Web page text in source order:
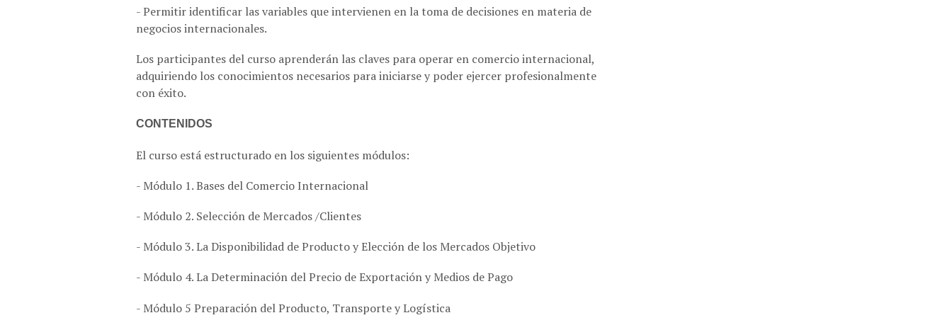
- Permitir identificar las variables que intervienen en la toma de decisiones en materia de
negocios internacionales.
Los participantes del curso aprenderán las claves para operar en comercio internacional,
adquiriendo los conocimientos necesarios para iniciarse y poder ejercer profesionalmente
con éxito.
CONTENIDOS
El curso está estructurado en los siguientes módulos:
- Módulo 1. Bases del Comercio Internacional
- Módulo 2. Selección de Mercados /Clientes
- Módulo 3. La Disponibilidad de Producto y Elección de los Mercados Objetivo
- Módulo 4. La Determinación del Precio de Exportación y Medios de Pago
- Módulo 5 Preparación del Producto, Transporte y Logística